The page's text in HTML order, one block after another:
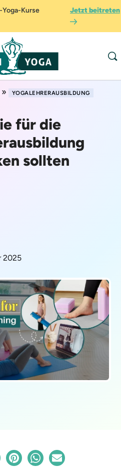
Yoga-Kurse
Jetzt beitreten
YOGALEHRERAUSBILDUNG
für die
sollten
2025